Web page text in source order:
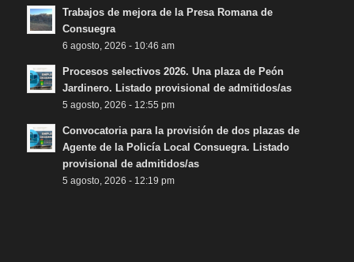
Trabajos de mejora de la Presa Romana de
Consuegra
6 agosto, 2026 - 10:46 am
Procesos selectivos 2026. Una plaza de Peón
Jardinero. Listado provisional de admitidos/as
5 agosto, 2026 - 12:55 pm
Convocatoria para la provisión de dos plazas de
Agente de la Policía Local Consuegra. Listado
provisional de admitidos/as
5 agosto, 2026 - 12:19 pm